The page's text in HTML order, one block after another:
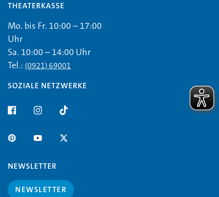
THEATERKASSE
Mo. bis Fr. 10:00 – 17:00
Uhr
Sa. 10:00 – 14:00 Uhr
Tel.: (0921) 69001
SOZIALE NETZWERKE
NEWSLETTER
NEWSLETTER